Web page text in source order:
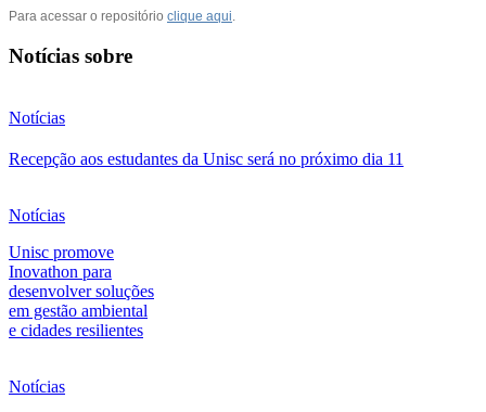
Para acessar o repositório clique aqui.
Notícias sobre
Notícias
Recepção aos estudantes da Unisc será no próximo dia 11
Notícias
Unisc promove
Inovathon para
desenvolver soluções
em gestão ambiental
e cidades resilientes
Notícias